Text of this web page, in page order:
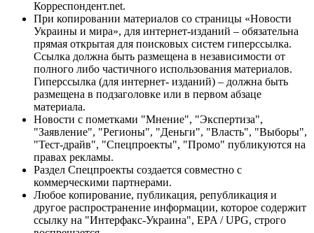
Корреспондент.net.
При копировании материалов со страницы «Новости
Украины и мира», для интернет-изданий – обязательна
прямая открытая для поисковых систем гиперссылка.
Ссылка должна быть размещена в независимости от
полного либо частичного использования материалов.
Гиперссылка (для интернет- изданий) – должна быть
размещена в подзаголовке или в первом абзаце
материала.
Новости с пометками "Мнение", "Экспертиза",
"Заявление", "Регионы", "Деньги", "Власть", "Выборы",
"Тест-драйв", "Спецпроекты", "Промо" публикуются на
правах рекламы.
Раздел Спецпроекты создается совместно с
коммерческими партнерами.
Любое копирование, публикация, републикация и
другое распространение информации, которое содержит
ссылку на "Интерфакс-Украина", EPA / UPG, строго